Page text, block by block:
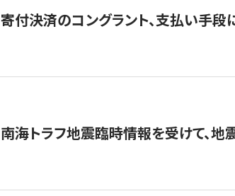
寄付決済のコングラント、支払い手段
南海トラフ地震臨時情報を受けて、